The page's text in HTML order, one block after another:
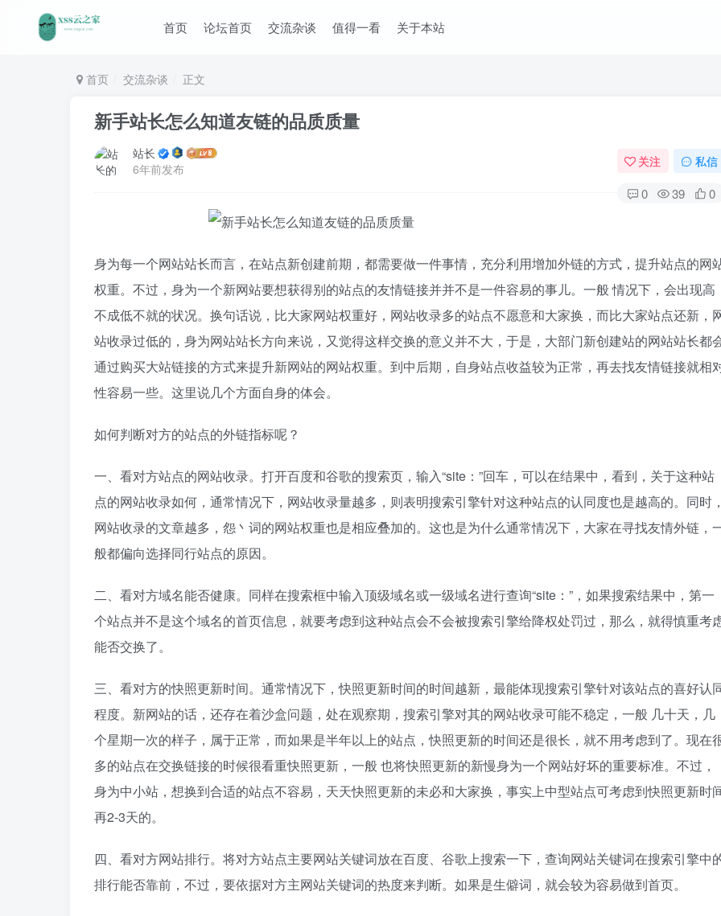
首页 论坛首页 交流杂谈 值得一看 关于本站
首页 交流杂谈 正文
新手站长怎么知道友链的品质质量
站长
6年前发布
关注 私信
0 39 0
身为每一个网站站长而言，在站点新创建前期，都需要做一件事情，充分利用增加外链的方式，提升站点的网
权重。不过，身为一个新网站要想获得别的站点的友情链接并并不是一件容易的事儿。一般 情况下，会出现高
不成低不就的状况。换句话说，比大家网站权重好，网站收录多的站点不愿意和大家换，而比大家站点还新，
站收录过低的，身为网站站长方向来说，又觉得这样交换的意义并不大，于是，大部门新创建站的网站站长都
通过购买大站链接的方式来提升新网站的网站权重。到中后期，自身站点收益较为正常，再去找友情链接就相
性容易一些。这里说几个方面自身的体会。
如何判断对方的站点的外链指标呢？
一、看对方站点的网站收录。打开百度和谷歌的搜索页，输入“site：”回车，可以在结果中，看到，关于这种站
点的网站收录如何，通常情况下，网站收录量越多，则表明搜索引擎针对这种站点的认同度也是越高的。同时
网站收录的文章越多，怨丶词的网站权重也是相应叠加的。这也是为什么通常情况下，大家在寻找友情外链，
般都偏向选择同行站点的原因。
二、看对方域名能否健康。同样在搜索框中输入顶级域名或一级域名进行查询“site：”，如果搜索结果中，第一
个站点并不是这个域名的首页信息，就要考虑到这种站点会不会被搜索引擎给降权处罚过，那么，就得慎重考
能否交换了。
三、看对方的快照更新时间。通常情况下，快照更新时间的时间越新，最能体现搜索引擎针对该站点的喜好认
程度。新网站的话，还存在着沙盒问题，处在观察期，搜索引擎对其的网站收录可能不稳定，一般 几十天，几
个星期一次的样子，属于正常，而如果是半年以上的站点，快照更新的时间还是很长，就不用考虑到了。现在
多的站点在交换链接的时候很看重快照更新，一般 也将快照更新的新慢身为一个网站好坏的重要标准。不过，
身为中小站，想换到合适的站点不容易，天天快照更新的未必和大家换，事实上中型站点可考虑到快照更新时
再2-3天的。
四、看对方网站排行。将对方站点主要网站关键词放在百度、谷歌上搜索一下，查询网站关键词在搜索引擎中
排行能否靠前，不过，要依据对方主网站关键词的热度来判断。如果是生僻词，就会较为容易做到首页。